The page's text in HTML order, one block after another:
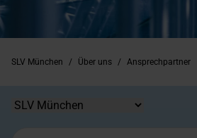
SLV München / Über uns / Ansprechpartner
Standort